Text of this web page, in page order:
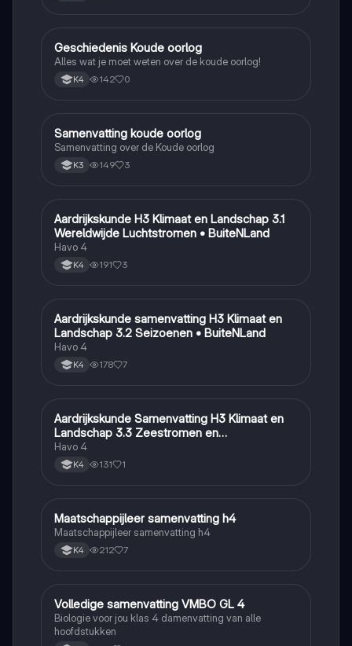
Geschiedenis
Geschiedenis Koude oorlog
Alles wat je moet weten over de koude oorlog!
K4 142 0
Geschiedenis
Samenvatting koude oorlog
Samenvatting over de Koude oorlog
K3 149 3
Aardrijkskunde
Aardrijkskunde H3 Klimaat en Landschap 3.1
Wereldwijde Luchtstromen • BuiteNLand
Havo 4
K4 191 3
Aardrijkskunde
Aardrijkskunde samenvatting H3 Klimaat en
Landschap 3.2 Seizoenen • BuiteNLand
Havo 4
K4 178 7
Aardrijkskunde
Aardrijkskunde Samenvatting H3 Klimaat en
Landschap 3.3 Zeestromen en
Klimaatgebieden • BuiteNLand
Havo 4
K4 131 1
Maatschappijleer
Maatschappijleer samenvatting h4
Maatschappijleer samenvatting h4
K4 212 7
Biologie
Volledige samenvatting VMBO GL 4
Biologie voor jou klas 4 damenvatting van alle
hoofdstukken